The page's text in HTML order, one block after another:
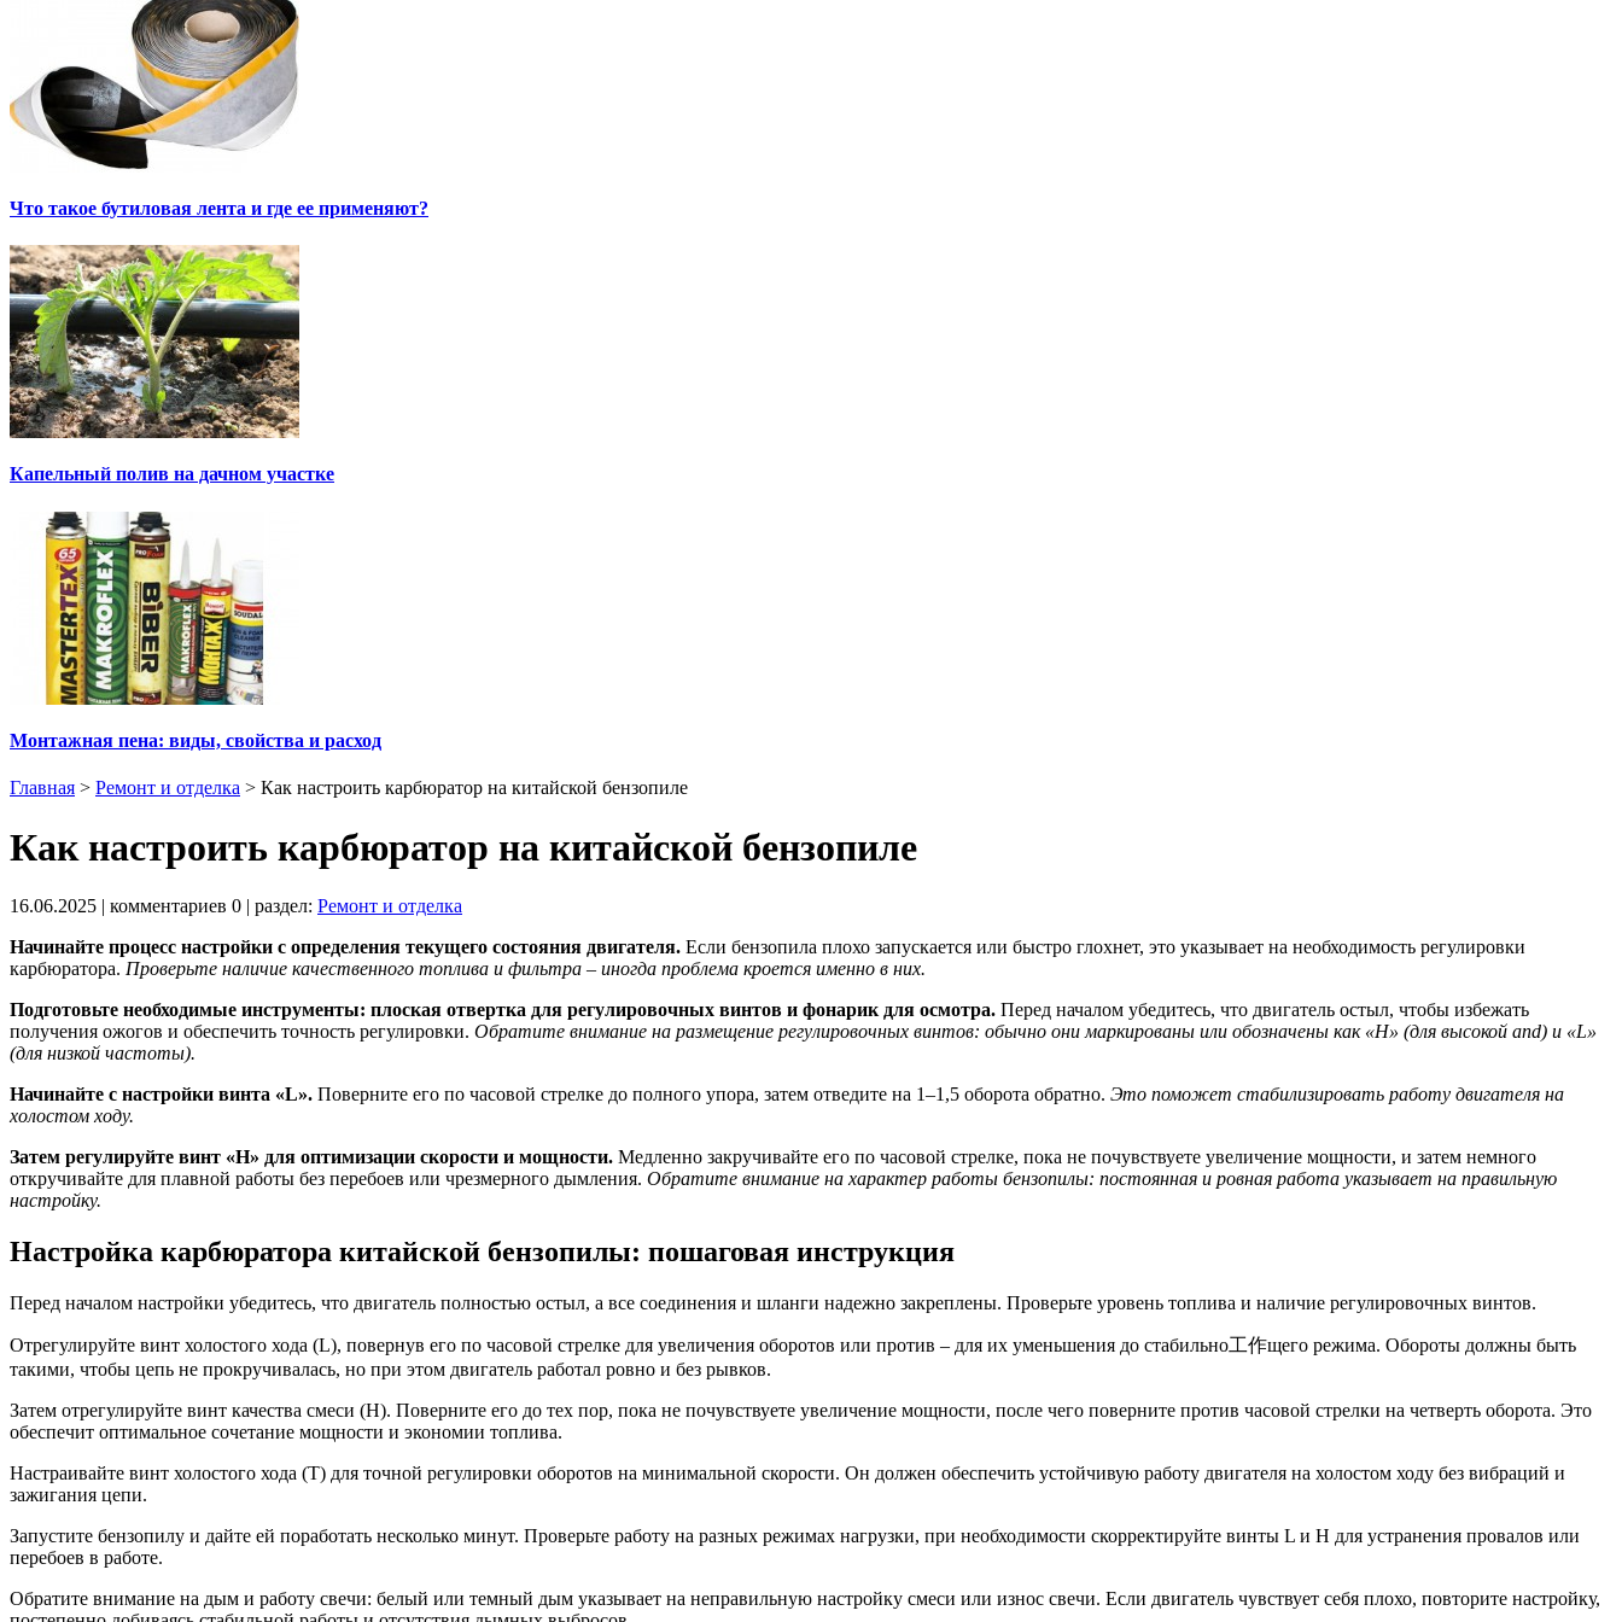
Что такое бутиловая лента и где ее применяют?
Капельный полив на дачном участке
Монтажная пена: виды, свойства и расход
Главная > Ремонт и отделка > Как настроить карбюратор на китайской бензопиле
Как настроить карбюратор на китайской бензопиле
16.06.2025 | комментариев 0 | раздел: Ремонт и отделка
Начинайте процесс настройки с определения текущего состояния двигателя. Если бензопила плохо запускается или быстро глохнет, это указывает на необходимость регулировки
карбюратора. Проверьте наличие качественного топлива и фильтра – иногда проблема кроется именно в них.
Подготовьте необходимые инструменты: плоская отвертка для регулировочных винтов и фонарик для осмотра. Перед началом убедитесь, что двигатель остыл, чтобы избежать
получения ожогов и обеспечить точность регулировки. Обратите внимание на размещение регулировочных винтов: обычно они маркированы или обозначены как «H» (для высокой and) и «L»
(для низкой частоты).
Начинайте с настройки винта «L». Поверните его по часовой стрелке до полного упора, затем отведите на 1–1,5 оборота обратно. Это поможет стабилизировать работу двигателя на
холостом ходу.
Затем регулируйте винт «H» для оптимизации скорости и мощности. Медленно закручивайте его по часовой стрелке, пока не почувствуете увеличение мощности, и затем немного
откручивайте для плавной работы без перебоев или чрезмерного дымления. Обратите внимание на характер работы бензопилы: постоянная и ровная работа указывает на правильную
настройку.
Настройка карбюратора китайской бензопилы: пошаговая инструкция
Перед началом настройки убедитесь, что двигатель полностью остыл, а все соединения и шланги надежно закреплены. Проверьте уровень топлива и наличие регулировочных винтов.
Отрегулируйте винт холостого хода (L), повернув его по часовой стрелке для увеличения оборотов или против – для их уменьшения до стабильно工作щего режима. Обороты должны быть
такими, чтобы цепь не прокручивалась, но при этом двигатель работал ровно и без рывков.
Затем отрегулируйте винт качества смеси (H). Поверните его до тех пор, пока не почувствуете увеличение мощности, после чего поверните против часовой стрелки на четверть оборота. Это
обеспечит оптимальное сочетание мощности и экономии топлива.
Настраивайте винт холостого хода (T) для точной регулировки оборотов на минимальной скорости. Он должен обеспечить устойчивую работу двигателя на холостом ходу без вибраций и
зажигания цепи.
Запустите бензопилу и дайте ей поработать несколько минут. Проверьте работу на разных режимах нагрузки, при необходимости скорректируйте винты L и H для устранения провалов или
перебоев в работе.
Обратите внимание на дым и работу свечи: белый или темный дым указывает на неправильную настройку смеси или износ свечи. Если двигатель чувствует себя плохо, повторите настройку,